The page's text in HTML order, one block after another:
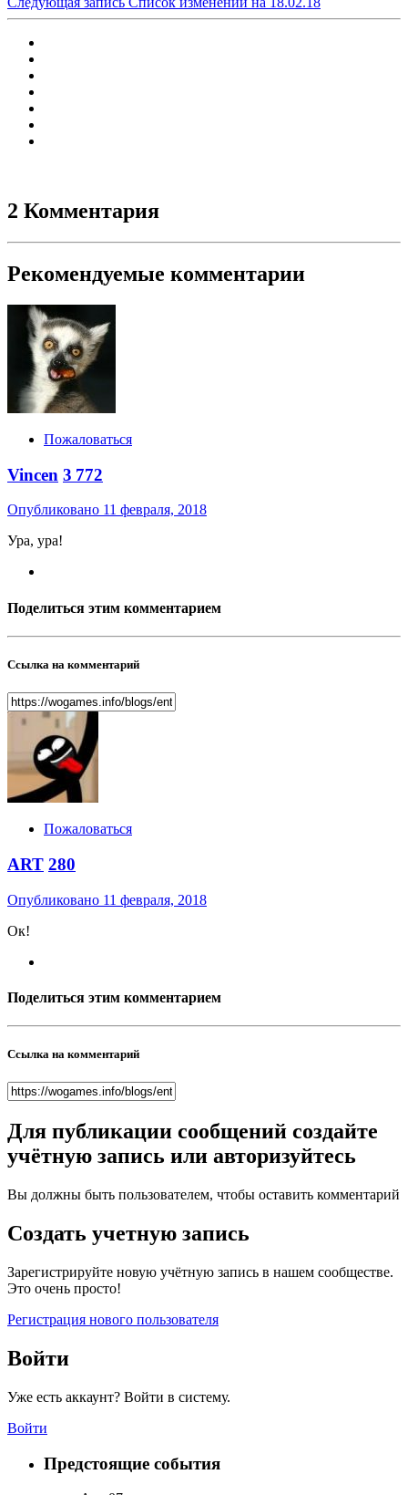
2 Комментария
Рекомендуемые комментарии
Пожаловаться
Vincen 3 772
Опубликовано 11 февраля, 2018
Ура, ура!
Поделиться этим комментарием
Ссылка на комментарий
Пожаловаться
ART 280
Опубликовано 11 февраля, 2018
Ок!
Поделиться этим комментарием
Ссылка на комментарий
Для публикации сообщений создайте
учётную запись или авторизуйтесь
Вы должны быть пользователем, чтобы оставить комментарий
Создать учетную запись
Зарегистрируйте новую учётную запись в нашем сообществе.
Это очень просто!
Регистрация нового пользователя
Войти
Уже есть аккаунт? Войти в систему.
Войти
Предстоящие события